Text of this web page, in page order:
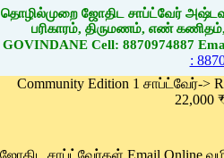
தொழில்முறை ஜோதிட சாப்ட்வேர்
பரிகாரம், திருமணம், எண் கணிதம்,
GOVINDANE Cell: 8870974887
:
Community Edition 1 சாப்ட்வேர்->
22,000
ஜோதிட சாப்ட்வேர்கள் Email Online